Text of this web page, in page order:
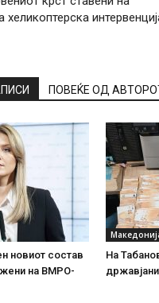
ПОВЕЌЕ ОД
новиот состав
жени на ВМРО-
На